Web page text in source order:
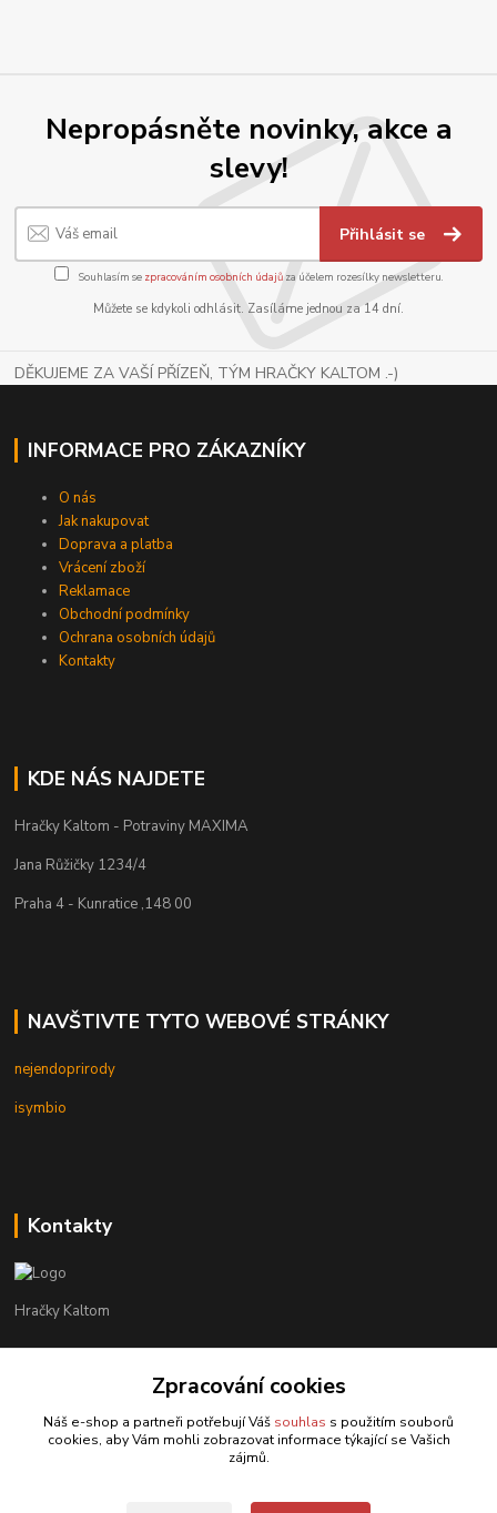
Nepropásněte novinky, akce a
slevy!
Přihlásit se
Souhlasím se zpracováním osobních údajůza účelem rozesílky newsletteru.
Můžete se kdykoli odhlásit. Zasíláme jednou za 14 dní.
DĚKUJEME ZA VAŠÍ PŘÍZEŇ, TÝM HRAČKY KALTOM .-)
INFORMACE PRO ZÁKAZNÍKY
O nás
Jak nakupovat
Doprava a platba
Vrácení zboží
Reklamace
Obchodní podmínky
Ochrana osobních údajů
Kontakty
KDE NÁS NAJDETE
Hračky Kaltom - Potraviny MAXIMA
Jana Růžičky 1234/4
Praha 4 - Kunratice ,148 00
NAVŠTIVTE TYTO WEBOVÉ STRÁNKY
nejendoprirody
isymbio
Kontakty
Hračky Kaltom
+420 777 538 008
hrackykaltom@gmail.com
Zpracování cookies
Náš e-shop a partneři potřebují Váš souhlas s použitím souborů
cookies, aby Vám mohli zobrazovat informace týkající se Vašich
zájmů.